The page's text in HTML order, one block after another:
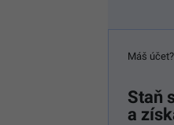
Máš účet?
Staň
a